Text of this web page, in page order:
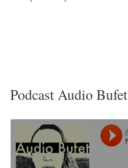
Podcast Audio Bufet